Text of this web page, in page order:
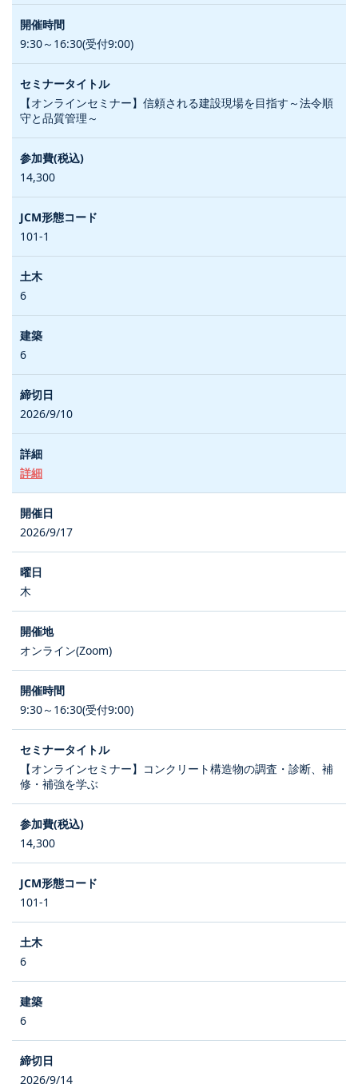
9:30～16:30(受付9:00)
【オンラインセミナー】信頼される建設現場を目指す～法令順
守と品質管理～
14,300
101-1
6
6
2026/9/10
詳細
2026/9/17
木
オンライン(Zoom)
9:30～16:30(受付9:00)
【オンラインセミナー】コンクリート構造物の調査・診断、補
修・補強を学ぶ
14,300
101-1
6
6
2026/9/14